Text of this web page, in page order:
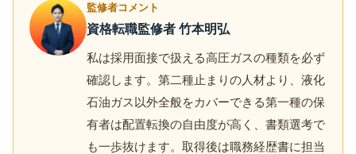
監修者コメント
資格転職監修者 竹本明弘
私は採用面接で扱える高圧ガスの種類を必ず
確認します。第二種止まりの人材より、液化
石油ガス以外全般をカバーできる第一種の保
有者は配置転換の自由度が高く、書類選考で
も一歩抜けます。取得後は職務経歴書に担当